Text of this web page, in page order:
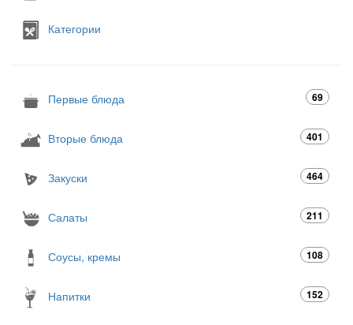
Категории
Первые блюда 69
Вторые блюда 401
Закуски 464
Салаты 211
Соусы, кремы 108
Напитки 152